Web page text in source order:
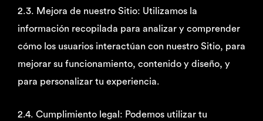
2.3. Mejora de nuestro Sitio: Utilizamos la
información recopilada para analizar y comprender
cómo los usuarios interactúan con nuestro Sitio, para
mejorar su funcionamiento, contenido y diseño, y
para personalizar tu experiencia.
2.4. Cumplimiento legal: Podemos utilizar tu